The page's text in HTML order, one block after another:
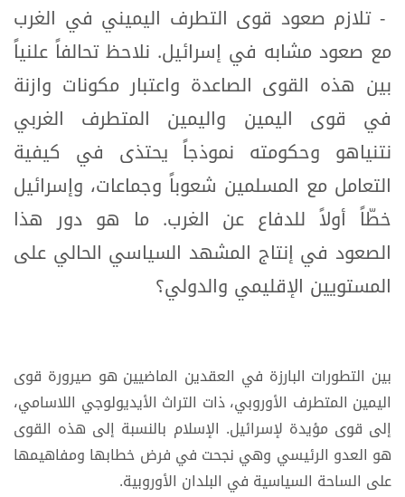
- تلازم صعود قوى التطرف اليميني في الغرب
مع صعود مشابه في إسرائيل. نلاحظ تحالفاً علنياً
بين هذه القوى الصاعدة واعتبار مكونات وازنة
في قوى اليمين واليمين المتطرف الغربي
نتنياهو وحكومته نموذجاً يحتذى في كيفية
التعامل مع المسلمين شعوباً وجماعات، وإسرائيل
خطّاً أولاً للدفاع عن الغرب. ما هو دور هذا
الصعود في إنتاج المشهد السياسي الحالي على
المستويين الإقليمي والدولي؟
بين التطورات البارزة في العقدين الماضيين هو صيرورة قوى
اليمين المتطرف الأوروبي، ذات التراث الأيديولوجي اللاسامي،
إلى قوى مؤيدة لإسرائيل. الإسلام بالنسبة إلى هذه القوى
هو العدو الرئيسي وهي نجحت في فرض خطابها ومفاهيمها
على الساحة السياسية في البلدان الأوروبية.